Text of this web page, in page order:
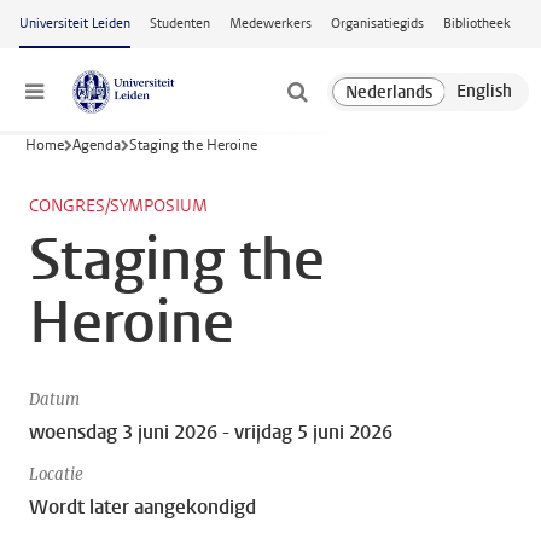
Ga naar hoofdinhoud
Universiteit Leiden Studenten Medewerkers Organisatiegids Bibliotheek
Menu
Home Agenda Staging the Heroine
CONGRES/SYMPOSIUM
Staging the
Heroine
Datum
woensdag 3 juni 2026 - vrijdag 5 juni 2026
Locatie
Wordt later aangekondigd